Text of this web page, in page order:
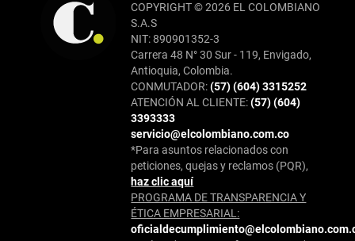
COPYRIGHT © 2026 EL COLOMBIANO
S.A.S
NIT: 890901352-3
Carrera 48 N° 30 Sur - 119, Envigado,
Antioquia, Colombia.
CONMUTADOR:(57) (604) 3315252
ATENCIÓN AL CLIENTE:(57) (604)
3393333
servicio@elcolombiano.com.co
*Para asuntos relacionados con
peticiones, quejas y reclamos (PQR),
haz clic aquí
PROGRAMA DE TRANSPARENCIA Y
ÉTICA EMPRESARIAL: